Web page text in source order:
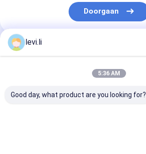
Doorgaan
Onze Categorieën
levi.li
5:36 AM
Good day, what product are you looking for?